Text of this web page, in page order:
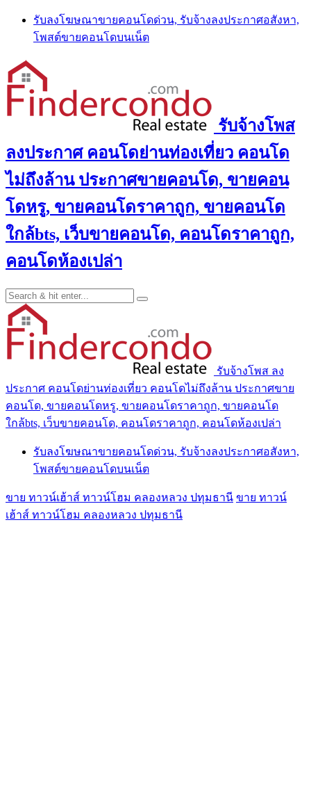
Skip
content
รับลงโฆษณาขายคอนโดด่วน, รับจ้างลงประกาศอสังหา,
โพสต์ขายคอนโดบนเน็ต
รับจ้างโพส
ลงประกาศ คอนโดย่านท่องเที่ยว คอนโด
ไม่ถึงล้าน ประกาศขายคอนโด, ขายคอน
โดหรู, ขายคอนโดราคาถูก, ขายคอนโด
ใกล้bts, เว็บขายคอนโด, คอนโดราคาถูก,
คอนโดห้องเปล่า
รับจ้างโพส ลง
ประกาศ คอนโดย่านท่องเที่ยว คอนโดไม่ถึงล้าน ประกาศขาย
คอนโด, ขายคอนโดหรู, ขายคอนโดราคาถูก, ขายคอนโด
ใกล้bts, เว็บขายคอนโด, คอนโดราคาถูก, คอนโดห้องเปล่า
รับลงโฆษณาขายคอนโดด่วน, รับจ้างลงประกาศอสังหา,
โพสต์ขายคอนโดบนเน็ต
ขาย ทาวน์เฮ้าส์ ทาวน์โฮม คลองหลวง ปทุมธานี ขาย ทาวน์
เฮ้าส์ ทาวน์โฮม คลองหลวง ปทุมธานี